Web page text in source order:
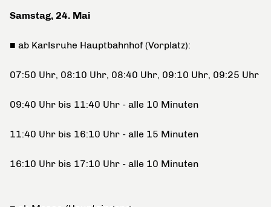
Samstag, 24. Mai
■ ab Karlsruhe Hauptbahnhof (Vorplatz):
07:50 Uhr, 08:10 Uhr, 08:40 Uhr, 09:10 Uhr, 09:25 Uhr
09:40 Uhr bis 11:40 Uhr - alle 10 Minuten
11:40 Uhr bis 16:10 Uhr - alle 15 Minuten
16:10 Uhr bis 17:10 Uhr - alle 10 Minuten